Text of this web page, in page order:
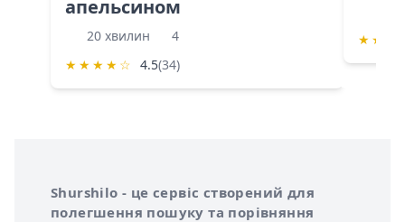
апельсином
20 хвилин
4
★ ★ ★ ★ ☆ 4.5(34)
★ ★
Про сервіс Shurshilo
Shurshilo - це сервіс створений для
полегшення пошуку та порівняння